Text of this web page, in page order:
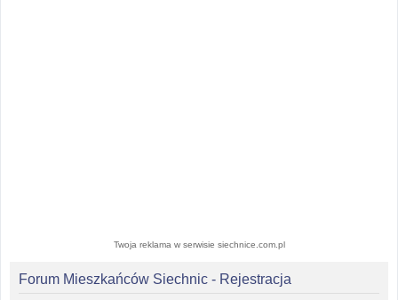
Twoja reklama w serwisie siechnice.com.pl
Forum Mieszkańców Siechnic - Rejestracja